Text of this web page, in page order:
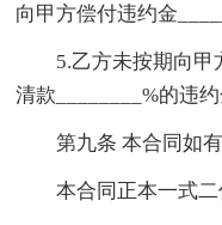
向甲方偿付违约金
5.乙方未按期向
清款________%的违约
第九条 本合同如
本合同正本一式二